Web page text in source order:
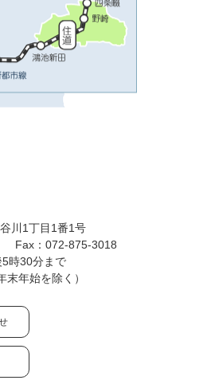
川1丁目1番1号
Fax：072-875-3018
時30分まで
末年始を除く）